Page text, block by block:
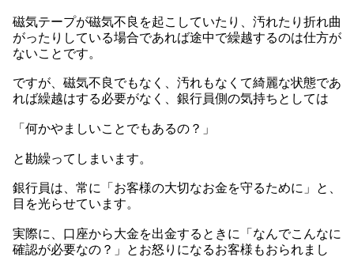
磁気テープが磁気不良を起こしていたり、汚れたり折れ曲
がったりしている場合であれば途中で繰越するのは仕方が
ないことです。
ですが、磁気不良でもなく、汚れもなくて綺麗な状態であ
れば繰越はする必要がなく、銀行員側の気持ちとしては
「何かやましいことでもあるの？」
と勘繰ってしまいます。
銀行員は、常に「お客様の大切なお金を守るために」と、
目を光らせています。
実際に、口座から大金を出金するときに「なんでこんなに
確認が必要なの？」とお怒りになるお客様もおられまし